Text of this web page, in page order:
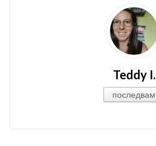
Teddy I.
последвам